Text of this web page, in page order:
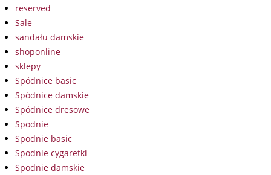
reserved
Sale
sandału damskie
shoponline
sklepy
Spódnice basic
Spódnice damskie
Spódnice dresowe
Spodnie
Spodnie basic
Spodnie cygaretki
Spodnie damskie